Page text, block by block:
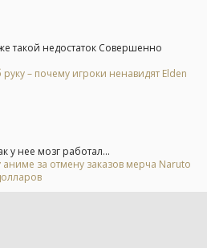
такой недостаток Совершенно
– почему игроки ненавидят Elden
у нее мозг работал...
за отмену заказов мерча Naruto